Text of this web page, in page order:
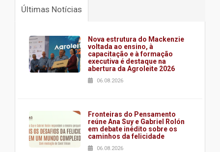
Últimas Notícias
Nova estrutura do Mackenzie
voltada ao ensino, à
capacitação e à formação
executiva é destaque na
abertura da Agroleite 2026
06.08.2026
Fronteiras do Pensamento
reúne Ana Suy e Gabriel Rolón
em debate inédito sobre os
caminhos da felicidade
06.08.2026